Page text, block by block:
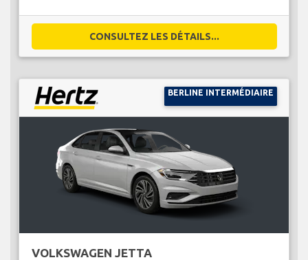
CONSULTEZ LES DÉTAILS...
BERLINE INTERMÉDIAIRE
VOLKSWAGEN JETTA